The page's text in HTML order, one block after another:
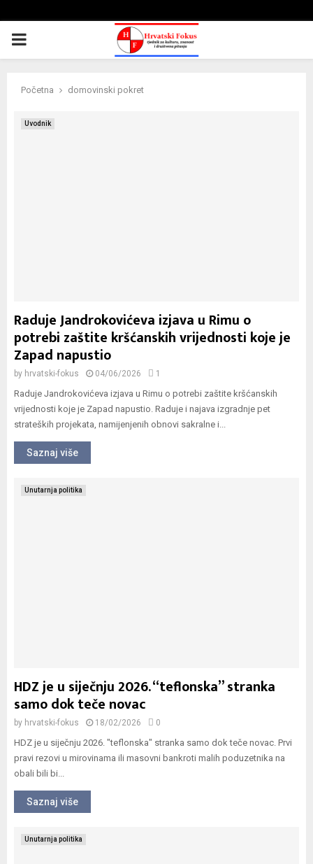
PRIMARY
Početna domovinski pokret
Uvodnik
Raduje Jandrokovićeva izjava u Rimu o
potrebi zaštite kršćanskih vrijednosti koje je
Zapad napustio
by hrvatski-fokus 04/06/2026 1
Raduje Jandrokovićeva izjava u Rimu o potrebi zaštite kršćanskih
vrijednosti koje je Zapad napustio. Raduje i najava izgradnje pet
strateških projekata, namijenjenih obnovi sakralne i...
Saznaj više
Unutarnja politika
HDZ je u siječnju 2026. “teflonska” stranka
samo dok teče novac
by hrvatski-fokus 18/02/2026 0
HDZ je u siječnju 2026. "teflonska" stranka samo dok teče novac. Prvi
pravi rezovi u mirovinama ili masovni bankroti malih poduzetnika na
obali bili bi...
Saznaj više
Unutarnja politika